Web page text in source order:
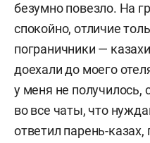
безумно повезло. На
спокойно, отличие
пограничники —
доехали до моего
у меня не получилось,
во все чаты, что
ответил парень-